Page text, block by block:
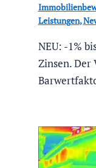
Leistungen,
NEU: -1%
Zinsen. Der